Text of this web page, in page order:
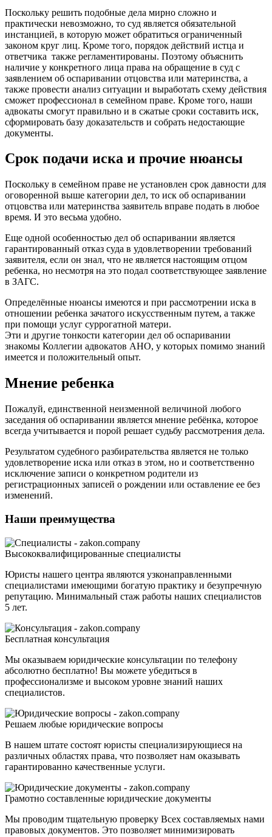
Поскольку решить подобные дела мирно сложно и
практически невозможно, то суд является обязательной
инстанцией, в которую может обратиться ограниченный
законом круг лиц. Кроме того, порядок действий истца и
ответчика также регламентированы. Поэтому объяснить
наличие у конкретного лица права на обращение в суд с
заявлением об оспаривании отцовства или материнства, а
также провести анализ ситуации и выработать схему действия
сможет профессионал в семейном праве. Кроме того, наши
адвокаты смогут правильно и в сжатые сроки составить иск,
сформировать базу доказательств и собрать недостающие
документы.
Срок подачи иска и прочие нюансы
Поскольку в семейном праве не установлен срок давности для
оговоренной выше категории дел, то иск об оспаривании
отцовства или материнства заявитель вправе подать в любое
время. И это весьма удобно.
Еще одной особенностью дел об оспаривании является
гарантированный отказ суда в удовлетворении требований
заявителя, если он знал, что не является настоящим отцом
ребенка, но несмотря на это подал соответствующее заявление
в ЗАГС.
Определённые нюансы имеются и при рассмотрении иска в
отношении ребенка зачатого искусственным путем, а также
при помощи услуг суррогатной матери.
Эти и другие тонкости категории дел об оспаривании
знакомы Коллегии адвокатов АНО, у которых помимо знаний
имеется и положительный опыт.
Мнение ребенка
Пожалуй, единственной неизменной величиной любого
заседания об оспаривании является мнение ребёнка, которое
всегда учитывается и порой решает судьбу рассмотрения дела.
Результатом судебного разбирательства является не только
удовлетворение иска или отказ в этом, но и соответственно
исключение записи о конкретном родители из
регистрационных записей о рождении или оставление ее без
изменений.
Наши преимущества
Высококвалифицированные специалисты
Юристы нашего центра являются узконаправленными
специалистами имеющими богатую практику и безупречную
репутацию. Минимальный стаж работы наших специалистов
5 лет.
Бесплатная консультация
Мы оказываем юридические консультации по телефону
абсолютно бесплатно! Вы можете убедиться в
профессионализме и высоком уровне знаний наших
специалистов.
Решаем любые юридические вопросы
В нашем штате состоят юристы специализирующиеся на
различных областях права, что позволяет нам оказывать
гарантированно качественные услуги.
Грамотно составленные юридические документы
Мы проводим тщательную проверку Всех составляемых нами
правовых документов. Это позволяет минимизировать